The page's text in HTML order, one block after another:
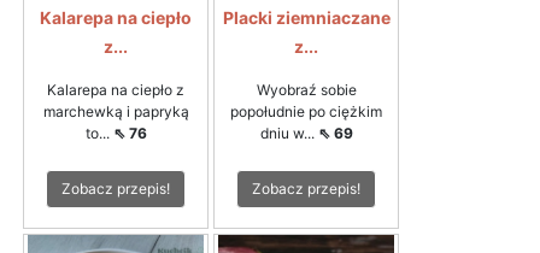
Kalarepa na ciepło
z...
Kalarepa na ciepło z
marchewką i papryką
to... ⇖ 76
Zobacz przepis!
Placki ziemniaczane
z...
Wyobraź sobie
popołudnie po ciężkim
dniu w... ⇖ 69
Zobacz przepis!